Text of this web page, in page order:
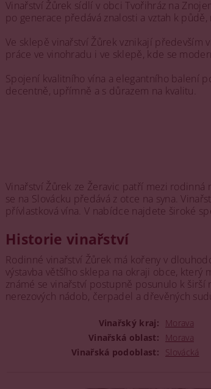
Vinařství Žůrek sídlí v obci Tvořihráz na
po generace předává znalosti a vztah k
Ve sklepě vinařství Žůrek vznikají především
práce ve vinohradu i ve sklepě, kde se
Spojení kvalitního vína a elegantního balení
decentně, upřímně a s důrazem na kvalitu.
Vinařství Žůrek ze Žeravic patří mezi rodinná
se na Slovácku předává z otce na syna.
přívlastková vína. V nabídce najdete široké
Historie vinařství
Rodinné vinařství Žůrek má kořeny v
výstavba většího sklepa na okraji obce,
známé se vinařství postupně posunulo k
nerezových nádob, čerpadel a dřevěných
Vinařský kraj: Morava
Vinařská oblast:
Morava
Vinařská podoblast:
Slovácká